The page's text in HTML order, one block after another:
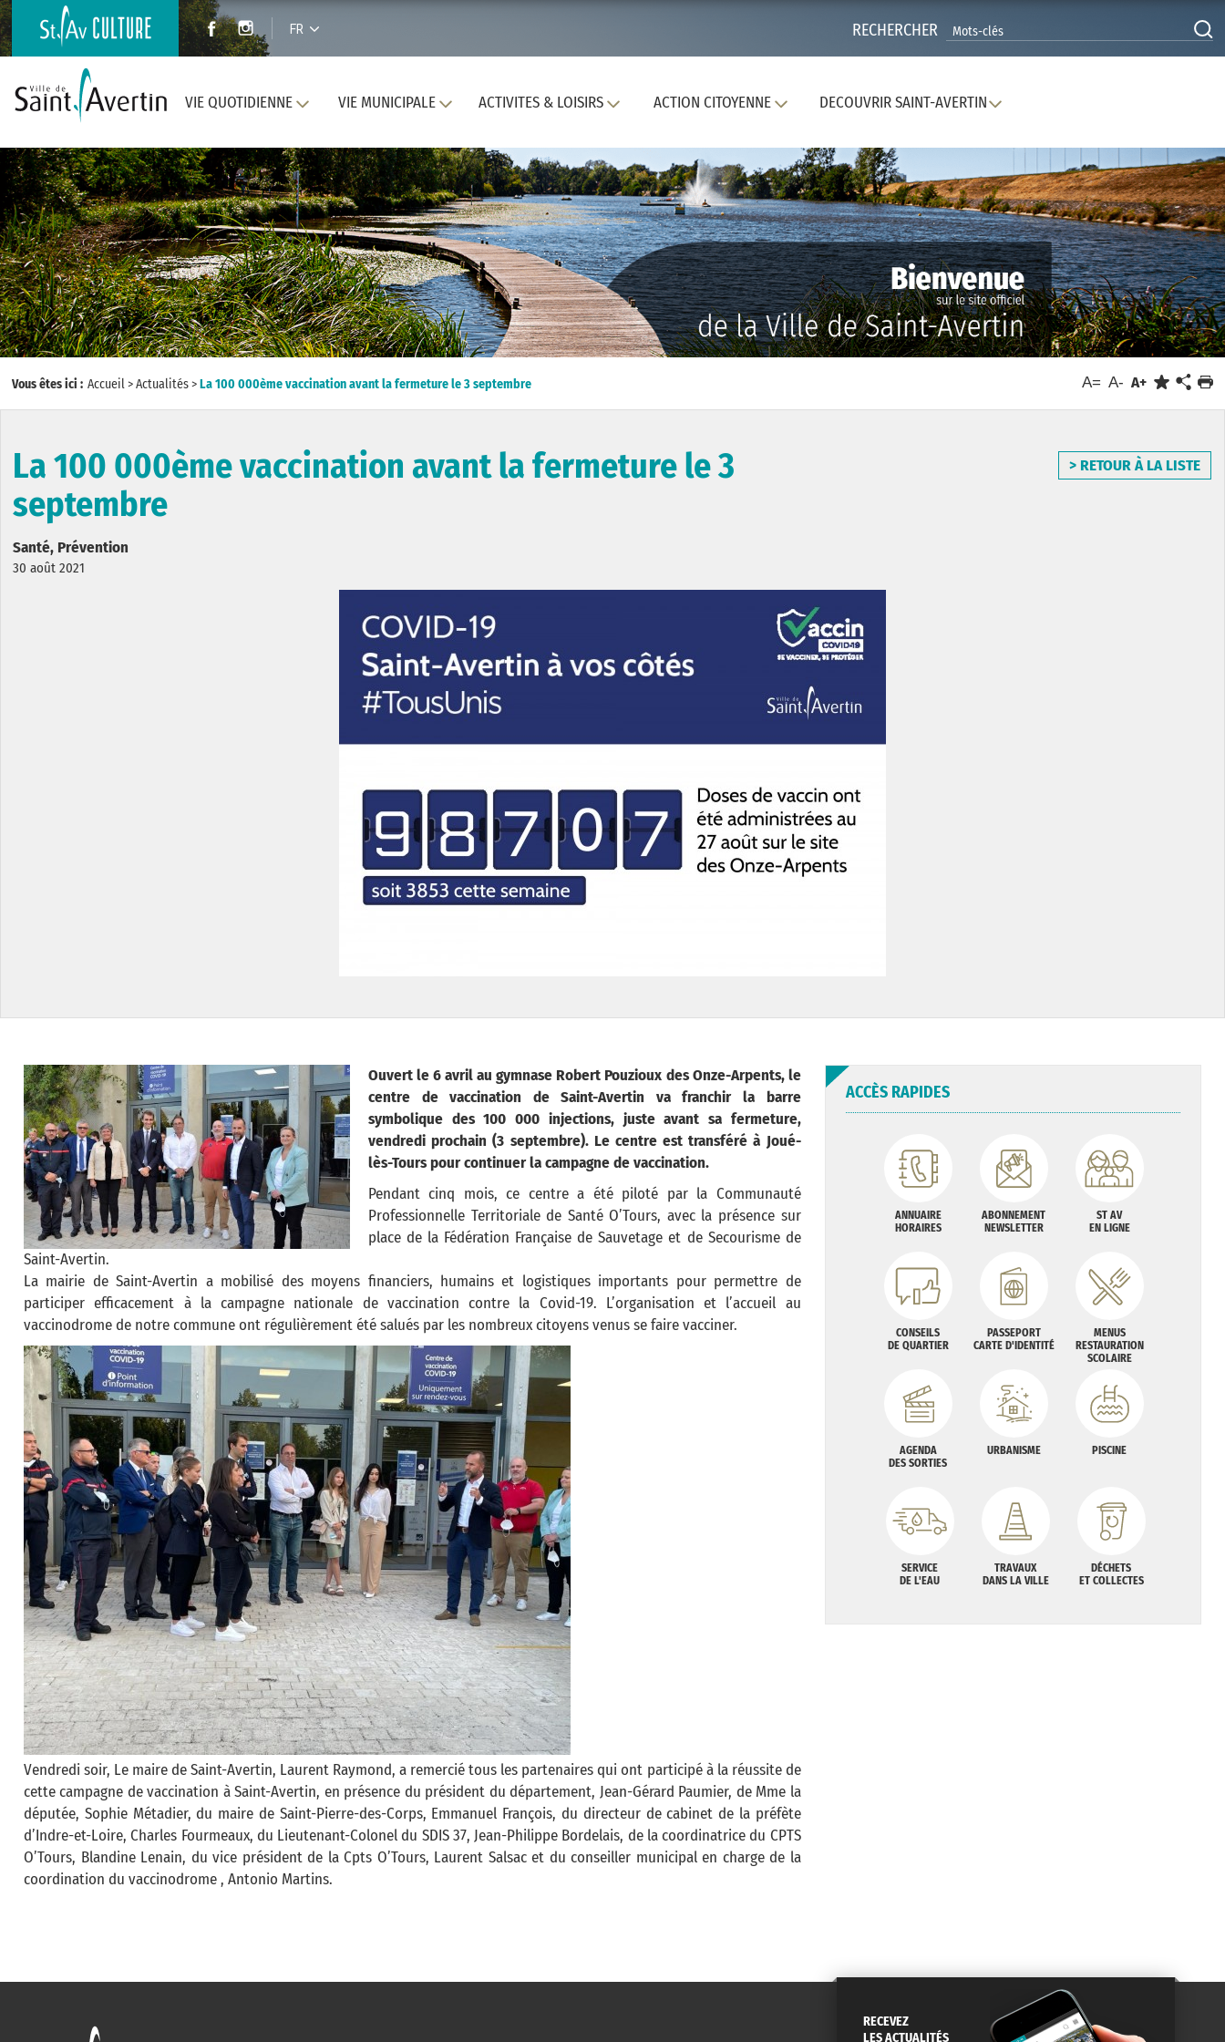
FR RECHERCHER
VIE QUOTIDIENNE VIE MUNICIPALE ACTIVITES & LOISIRS ACTION CITOYENNE DECOUVRIR SAINT-AVERTIN
Vous êtes ici : Accueil>Actualités>La 100 000ème vaccination avant la fermeture le 3 septembre A= A- A+
La 100 000ème vaccination avant la fermeture le 3
septembre
> RETOUR À LA LISTE
Santé, Prévention
30 août 2021
Ouvert le 6 avril au gymnase Robert Pouzioux des Onze-Arpents, le
centre de vaccination de Saint-Avertin va franchir la barre
symbolique des 100 000 injections, juste avant sa fermeture,
vendredi prochain (3 septembre). Le centre est transféré à Joué-
lès-Tours pour continuer la campagne de vaccination.
Pendant cinq mois, ce centre a été piloté par la Communauté
Professionnelle Territoriale de Santé O’Tours, avec la présence sur
place de la Fédération Française de Sauvetage et de Secourisme de
Saint-Avertin.
La mairie de Saint-Avertin a mobilisé des moyens financiers, humains et logistiques importants pour permettre de
participer efficacement à la campagne nationale de vaccination contre la Covid-19. L’organisation et l’accueil au
vaccinodrome de notre commune ont régulièrement été salués par les nombreux citoyens venus se faire vacciner.
Vendredi soir, Le maire de Saint-Avertin, Laurent Raymond, a remercié tous les partenaires qui ont participé à la réussite de
cette campagne de vaccination à Saint-Avertin, en présence du président du département, Jean-Gérard Paumier, de Mme la
députée, Sophie Métadier, du maire de Saint-Pierre-des-Corps, Emmanuel François, du directeur de cabinet de la préfète
d’Indre-et-Loire, Charles Fourmeaux, du Lieutenant-Colonel du SDIS 37, Jean-Philippe Bordelais, de la coordinatrice du CPTS
O’Tours, Blandine Lenain, du vice président de la Cpts O’Tours, Laurent Salsac et du conseiller municipal en charge de la
coordination du vaccinodrome , Antonio Martins.
ACCÈS RAPIDES
ANNUAIRE
HORAIRES
ABONNEMENT
NEWSLETTER
ST AV
EN LIGNE
CONSEILS
DE QUARTIER
PASSEPORT
CARTE D'IDENTITÉ
MENUS
RESTAURATION
SCOLAIRE
AGENDA
DES SORTIES
URBANISME PISCINE
SERVICE
DE L'EAU
TRAVAUX
DANS LA VILLE
DÉCHETS
ET COLLECTES
RECEVEZ
LES ACTUALITÉS